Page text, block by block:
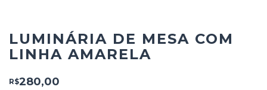
LUMINÁRIA DE MESA COM
LINHA AMARELA
R$280,00